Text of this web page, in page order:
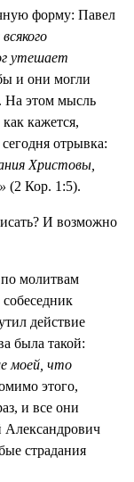
форму: Павел
утешает
и они могли
. На этом мысль
кажется,
отрывка:
Христовы,
(2 Кор. 1:5).
И возможно
по молитвам
действие
была такой:
моей, что
этого,
и все они
Александрович
страдания